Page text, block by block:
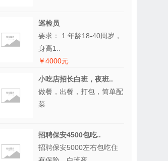
巡检员
要求： 1.年龄18-40周岁，
身高1..
￥4000元
小吃店招长白班，夜班..
做餐，出餐，打包，简单配
菜
招聘保安4500包吃..
招聘保安5000左右包吃住